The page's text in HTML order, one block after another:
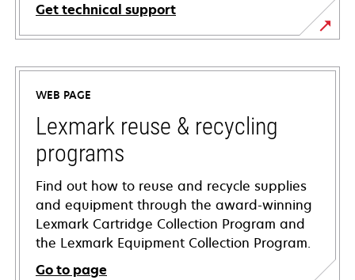
Get technical support
opens
in
new
tab
WEB PAGE
Lexmark reuse & recycling
programs
Find out how to reuse and recycle supplies
and equipment through the award-winning
Lexmark Cartridge Collection Program and
the Lexmark Equipment Collection Program.
Go to page